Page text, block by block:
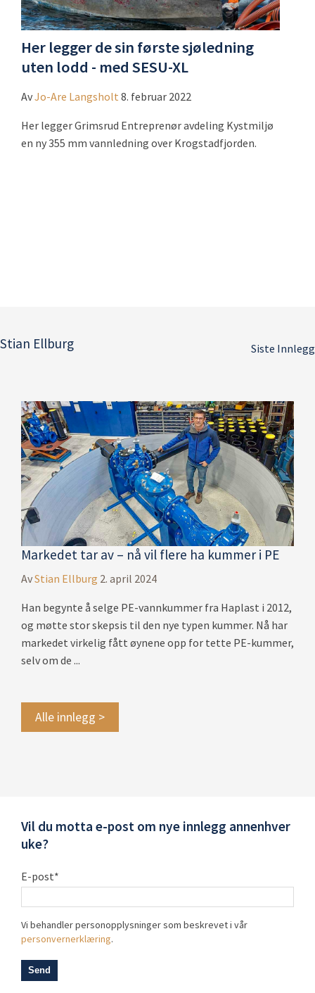
Her legger de sin første sjøledning
uten lodd - med SESU-XL
AvJo-Are Langsholt 8. februar 2022
Her legger Grimsrud Entreprenør avdeling Kystmiljø
en ny 355 mm vannledning over Krogstadfjorden.
Stian Ellburg Siste Innlegg
Markedet tar av – nå vil flere ha kummer i PE
AvStian Ellburg 2. april 2024
Han begynte å selge PE-vannkummer fra Haplast i 2012,
og møtte stor skepsis til den nye typen kummer. Nå har
markedet virkelig fått øynene opp for tette PE-kummer,
selv om de ...
Alle innlegg >
Vil du motta e-post om nye innlegg annenhver
uke?
E-post*
Vi behandler personopplysninger som beskrevet i vår
personvernerklæring.